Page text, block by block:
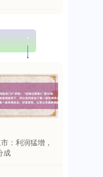
：利润猛增，
成